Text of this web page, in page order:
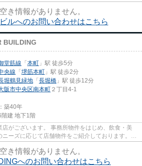
切...
き情報がありません。
ルへのお問い合わせはこちら
BUILDING
堂筋線 「本町 」駅 徒歩5分
央線 「堺筋本町 」駅 徒歩2分
堀鶴見緑地 「長堀橋 」駅 徒歩12分
阪市中央区南本町 ２丁目4-1
築40年
建 地下1階
がございます。 事務所物件をはじめ、飲食・美
ーズに応じて店舗物件をご紹介しております。
切...
き情報がありません。
へのお問い合わせはこちら